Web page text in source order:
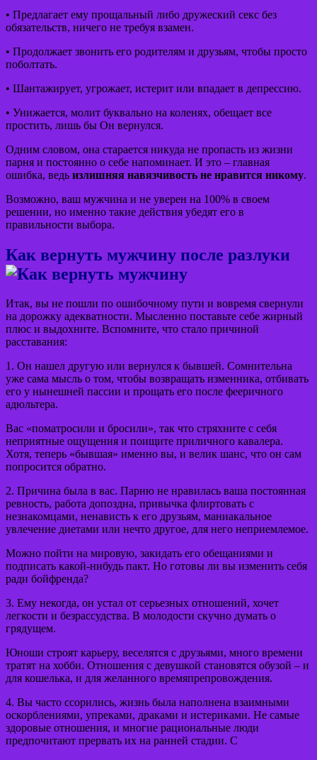
• Предлагает ему прощальный либо дружеский секс без
обязательств, ничего не требуя взамен.
• Продолжает звонить его родителям и друзьям, чтобы просто
поболтать.
• Шантажирует, угрожает, истерит или впадает в депрессию.
• Унижается, молит буквально на коленях, обещает все
простить, лишь бы Он вернулся.
Одним словом, она старается никуда не пропасть из жизни
парня и постоянно о себе напоминает. И это – главная
ошибка, ведь излишняя навязчивость не нравится никому.
Возможно, ваш мужчина и не уверен на 100% в своем
решении, но именно такие действия убедят его в
правильности выбора.
Как вернуть мужчину после разлуки
Итак, вы не пошли по ошибочному пути и вовремя свернули
на дорожку адекватности. Мысленно поставьте себе жирный
плюс и выдохните. Вспомните, что стало причиной
расставания:
1. Он нашел другую или вернулся к бывшей. Сомнительна
уже сама мысль о том, чтобы возвращать изменника, отбивать
его у нынешней пассии и прощать его после фееричного
адюльтера.
Вас «поматросили и бросили», так что стряхните с себя
неприятные ощущения и поищите приличного кавалера.
Хотя, теперь «бывшая» именно вы, и велик шанс, что он сам
попросится обратно.
2. Причина была в вас. Парню не нравилась ваша постоянная
ревность, работа допоздна, привычка флиртовать с
незнакомцами, ненависть к его друзьям, маниакальное
увлечение диетами или нечто другое, для него неприемлемое.
Можно пойти на мировую, закидать его обещаниями и
подписать какой-нибудь пакт. Но готовы ли вы изменить себя
ради бойфренда?
3. Ему некогда, он устал от серьезных отношений, хочет
легкости и безрассудства. В молодости скучно думать о
грядущем.
Юноши строят карьеру, веселятся с друзьями, много времени
тратят на хобби. Отношения с девушкой становятся обузой – и
для кошелька, и для желанного времяпрепровождения.
4. Вы часто ссорились, жизнь была наполнена взаимными
оскорблениями, упреками, драками и истериками. Не самые
здоровые отношения, и многие рациональные люди
предпочитают прервать их на ранней стадии. С